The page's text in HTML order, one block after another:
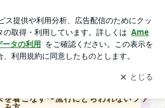
て ブログの更新通知
を受け取りまし
開く
を着こなす〜流行にとらわれないファ